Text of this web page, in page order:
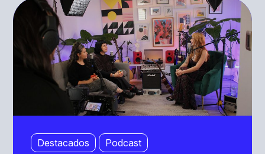
Destacados Podcast